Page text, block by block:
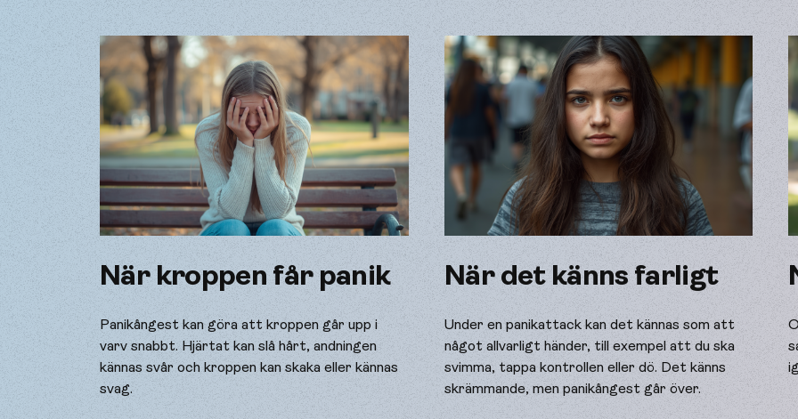
När kroppen får panik
Panikångest kan göra att kroppen går upp i
varv snabbt. Hjärtat kan slå hårt, andningen
kännas svår och kroppen kan skaka eller kännas
svag.
När det känns farligt
Under en panikattack kan det kännas som att
något allvarligt händer, till exempel att du ska
svimma, tappa kontrollen eller dö. Det känns
skrämmande, men panikångest går över.